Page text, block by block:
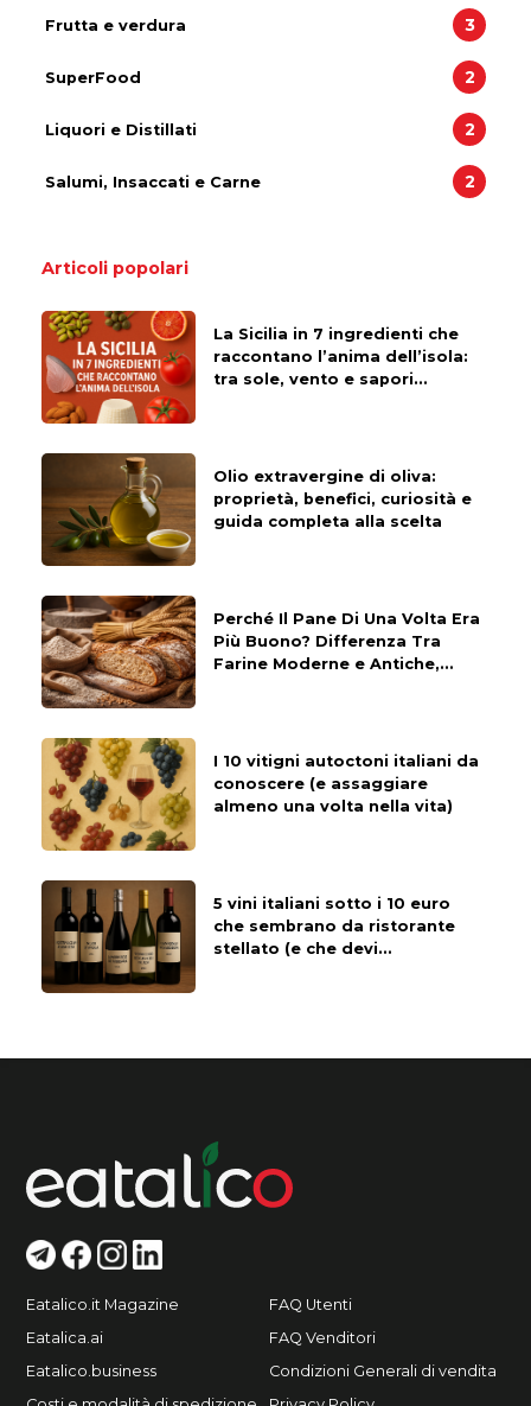
Frutta e verdura 3
SuperFood 2
Liquori e Distillati 2
Salumi, Insaccati e Carne 2
Articoli popolari
La Sicilia in 7 ingredienti che
raccontano l’anima dell’isola:
tra sole, vento e sapori
Olio extravergine di oliva:
proprietà, benefici, curiosità e
guida completa alla scelta
Perché Il Pane Di Una Volta Era
Più Buono? Differenza Tra
Farine Moderne e Antiche,
I 10 vitigni autoctoni italiani da
conoscere (e assaggiare
almeno una volta nella vita)
5 vini italiani sotto i 10 euro
che sembrano da ristorante
stellato (e che devi
Eatalico.it Magazine
Eatalica.ai
Eatalico.business
FAQ Utenti
FAQ Venditori
Condizioni Generali di vendita